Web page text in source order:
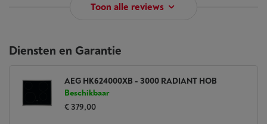
Toon alle reviews
Diensten en Garantie
AEG HK624000XB - 3000 RADIANT HOB
Beschikbaar
€ 379,00